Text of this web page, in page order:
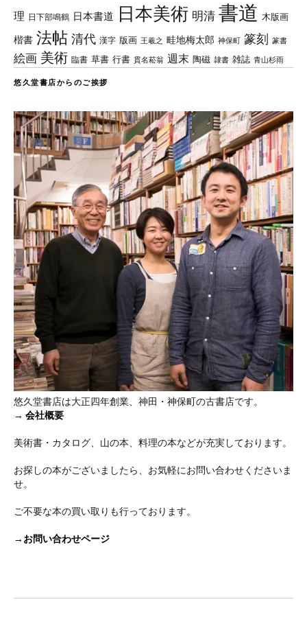
理 日下部鳴鶴 日本書道 日本美術 明清 書道 木版画
楷書 法帖 清代 漢字 版画 王羲之 畦地梅太郎 神保町 篆刻 篆書
絵画 美術 臨書 草書 行書 貫名菘翁 週末 陶磁 隷書 雑誌 青山杉雨
悠久堂書店からのご挨拶
悠久堂書店は大正四年創業、神田・神保町の古書店です。
→ 会社概要
美術書・カタログ、山の本、料理の本などが充実しております。
お探しの本がございましたら、お気軽にお問い合わせくださいま
せ。
ご不要な本の買い取りも行っております。
→お問い合わせページ